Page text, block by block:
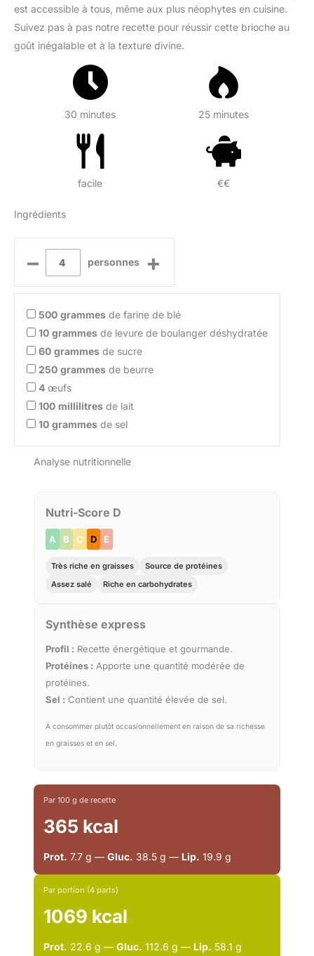
est accessible à tous, même aux plus néophytes en cuisine.
Suivez pas à pas notre recette pour réussir cette brioche au
goût inégalable et à la texture divine.
30 minutes 25 minutes
facile €€
Ingrédients
– personnes +
500 grammes de farine de blé
10 grammes de levure de boulanger déshydratée
60 grammes de sucre
250 grammes de beurre
4 œufs
100 millilitres de lait
10 grammes de sel
Analyse nutritionnelle
Nutri-Score D
A B C D E
Très riche en graisses
Source de protéines
Assez salé
Riche en carbohydrates
Synthèse express
Profil : Recette énergétique et gourmande.
Protéines : Apporte une quantité modérée de
protéines.
Sel : Contient une quantité élevée de sel.
À consommer plutôt occasionnellement en raison de sa richesse
en graisses et en sel.
Par 100 g de recette
365 kcal
Prot. 7.7 g — Gluc. 38.5 g — Lip. 19.9 g
Par portion (4 parts)
1069 kcal
Prot. 22.6 g — Gluc. 112.6 g — Lip. 58.1 g